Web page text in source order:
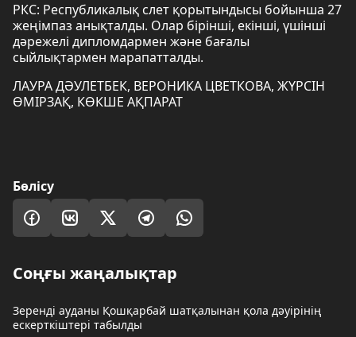
РКС: Республикалық слет қорытындысы бойынша 27
жеңімпаз анықталды. Олар бірінші, екінші, үшінші
дәрежелі дипломдармен және бағалы
сыйлықтармен марапатталды.
ЛАУРА ДӘУЛЕТБЕК, ВЕРОНИКА ЦВЕТКОВА, ЖҮРСІН
ӨМІРЗАҚ, КӨКШЕ АҚПАРАТ
Бөлісу
Соңғы жаңалықтар
Зеренді ауданы Қошқарбай шатқалынан қола дәуірінің
ескерткіштері табылды